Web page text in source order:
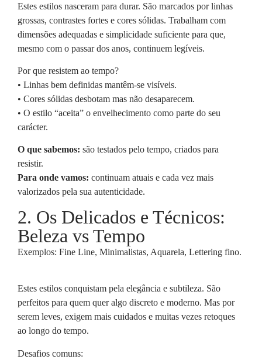
Estes estilos nasceram para durar. São marcados por linhas
grossas, contrastes fortes e cores sólidas. Trabalham com
dimensões adequadas e simplicidade suficiente para que,
mesmo com o passar dos anos, continuem legíveis.
Por que resistem ao tempo?
• Linhas bem definidas mantêm-se visíveis.
• Cores sólidas desbotam mas não desaparecem.
• O estilo “aceita” o envelhecimento como parte do seu
carácter.
O que sabemos: são testados pelo tempo, criados para
resistir.
Para onde vamos: continuam atuais e cada vez mais
valorizados pela sua autenticidade.
2. Os Delicados e Técnicos:
Beleza vs Tempo
Exemplos: Fine Line, Minimalistas, Aquarela, Lettering fino.
Estes estilos conquistam pela elegância e subtileza. São
perfeitos para quem quer algo discreto e moderno. Mas por
serem leves, exigem mais cuidados e muitas vezes retoques
ao longo do tempo.
Desafios comuns: